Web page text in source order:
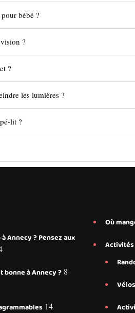
bébé ?
?
?
les lumières ?
lit ?
Annecy ? Pensez aux
bonne à Annecy ? 8
14
Où
Vélos